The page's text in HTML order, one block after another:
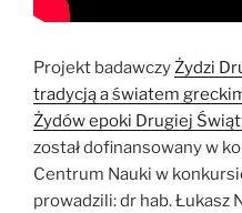
Projekt badawczyŻydzi
tradycją a światem
Żydów epoki Drugiej
został dofinansowany w
Centrum Nauki w
prowadzili: dr hab. Łukasz